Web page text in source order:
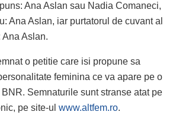
Ana Aslan sau Nadia Comaneci,
Ana Aslan, iar purtatorul de cuvant al
Aslan.
o petitie care isi propune sa
feminina ce va apare pe o
Semnaturile sunt stranse atat pe
pe site-ul www.altfem.ro.